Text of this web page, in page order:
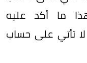
ما أكد عليه
تأتي على حساب